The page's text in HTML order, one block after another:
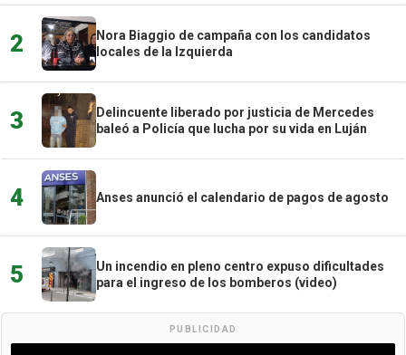
2
Nora Biaggio de campaña con los candidatos
locales de la Izquierda
3
Delincuente liberado por justicia de Mercedes
baleó a Policía que lucha por su vida en Luján
4 Anses anunció el calendario de pagos de agosto
5
Un incendio en pleno centro expuso dificultades
para el ingreso de los bomberos (video)
PUBLICIDAD